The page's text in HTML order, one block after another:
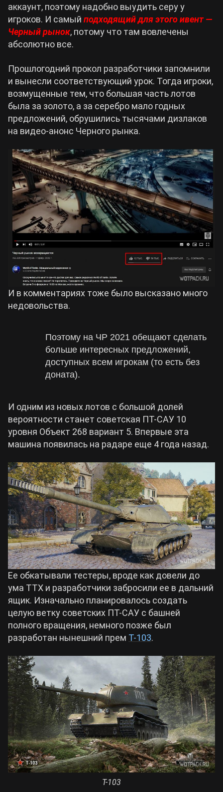
аккаунт, поэтому надобно выудить серу у
игроков. И самый подходящий для этого ивент —
Черный рынок, потому что там вовлечены
абсолютно все.
Прошлогодний прокол разработчики запомнили
и вынесли соответствующий урок. Тогда игроки,
возмущенные тем, что большая часть лотов
была за золото, а за серебро мало годных
предложений, обрушились тысячами дизлаков
на видео-анонс Черного рынка.
И в комментариях тоже было высказано много
недовольства.
Поэтому на ЧР 2021 обещают сделать
больше интересных предложений,
доступных всем игрокам (то есть без
доната).
И одним из новых лотов с большой долей
вероятности станет советская ПТ-САУ 10
уровня Объект 268 вариант 5. Впервые эта
машина появилась на радаре еще 4 года назад.
Ее обкатывали тестеры, вроде как довели до
ума ТТХ и разработчики забросили ее в дальний
ящик. Изначально планировалось создать
целую ветку советских ПТ-САУ с башней
полного вращения, немного позже был
разработан нынешний прем Т-103.
Т-103